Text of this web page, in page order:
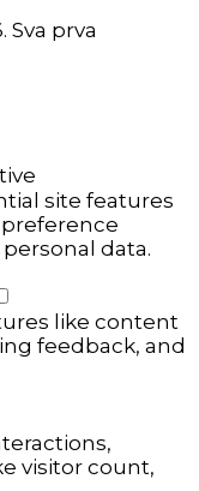
Sva prva
site features
data.
like content
feedback, and
visitor count,